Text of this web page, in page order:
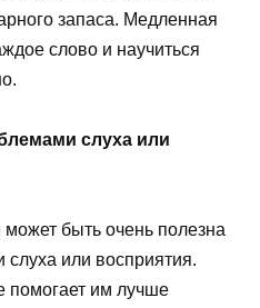
запаса. Медленная
слово и научиться
слуха или
быть очень полезна
или восприятия.
помогает им лучше